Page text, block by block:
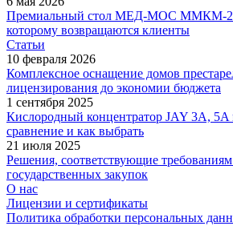
Премиальный стол МЕД-МОС ММКМ-2
которому возвращаются клиенты
Статьи
10 февраля 2026
Комплексное оснащение домов
лицензирования до экономии бюджета
1 сентября 2025
Кислородный концентратор JAY 3A, 5A
сравнение и как выбрать
21 июля 2025
Решения, соответствующие
государственных закупок
О нас
Лицензии и сертификаты
Политика обработки персональных